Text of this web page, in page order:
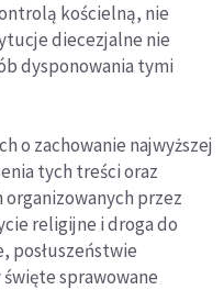
kościelną, nie
diecezjalne nie
dysponowania tymi
o zachowanie najwyższej
tych treści oraz
przez
religijne i droga do
posłuszeństwie
sprawowane